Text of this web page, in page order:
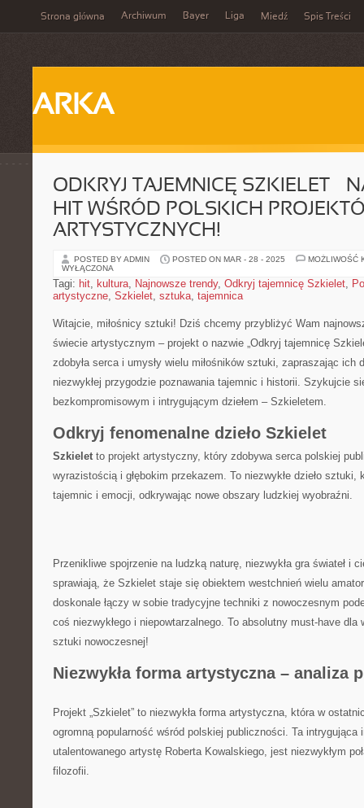
Strona główna Archiwum Bayer Liga Miedź Spis Treści
ARKA
ODKRYJ TAJEMNICĘ SZKIELET –
HIT WŚRÓD POLSKICH
ARTYSTYCZNYCH!
POSTED BY ADMIN POSTED ON MAR - 28 - 2025
MOŻLIWOŚĆ
WYŁĄCZONA
Tagi: hit, kultura, Najnowsze trendy, Odkryj tajemnicę Szkielet,
artystyczne, Szkielet, sztuka, tajemnica
Witajcie, miłośnicy sztuki!​ Dziś ⁣chcemy przybliżyć Wam
świecie ⁤artystycznym​ – projekt o nazwie „Odkryj tajemnicę⁢
‍zdobyła serca‍ i umysły wielu miłośników ⁢sztuki, zapraszając‌ ich
niezwykłej przygodzie poznawania tajemnic‌ i historii. ‍Szykujcie
bezkompromisowym ⁣i ⁤intrygującym‌ dziełem – Szkieletem.
Odkryj fenomenalne⁣ dzieło Szkielet
Szkielet to projekt artystyczny, który zdobywa serca polskiej
wyrazistością i głębokim ⁤przekazem. To niezwykłe dzieło sztuki,
tajemnic i emocji, ⁤odkrywając nowe obszary ludzkiej wyobraźni.
Przenikliwe ⁣spojrzenie ⁣na⁢ ludzką naturę,​ niezwykła ⁢gra świateł‌ i
sprawiają, że ​Szkielet staje ‌się obiektem​ westchnień wielu
doskonale łączy w⁢ sobie‌ tradycyjne techniki z nowoczesnym
coś ⁢niezwykłego i ​niepowtarzalnego.⁣ To absolutny‍ must-have dla
sztuki nowoczesnej!
Niezwykła forma artystyczna – analiza
Projekt‍ „Szkielet” to niezwykła ‌forma artystyczna, która w
⁤ogromną ⁤popularność wśród polskiej publiczności. ‍Ta intrygująca
utalentowanego ⁢artystę Roberta Kowalskiego, ​jest niezwykłym
‌filozofii.